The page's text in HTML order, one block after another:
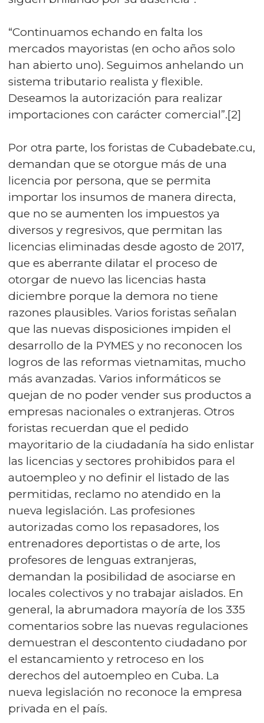
“Continuamos echando en falta los
mercados mayoristas (en ocho años solo
han abierto uno). Seguimos anhelando un
sistema tributario realista y flexible.
Deseamos la autorización para realizar
importaciones con carácter comercial”.[2]
Por otra parte, los foristas de Cubadebate.cu,
demandan que se otorgue más de una
licencia por persona, que se permita
importar los insumos de manera directa,
que no se aumenten los impuestos ya
diversos y regresivos, que permitan las
licencias eliminadas desde agosto de 2017,
que es aberrante dilatar el proceso de
otorgar de nuevo las licencias hasta
diciembre porque la demora no tiene
razones plausibles. Varios foristas señalan
que las nuevas disposiciones impiden el
desarrollo de la PYMES y no reconocen los
logros de las reformas vietnamitas, mucho
más avanzadas. Varios informáticos se
quejan de no poder vender sus productos a
empresas nacionales o extranjeras. Otros
foristas recuerdan que el pedido
mayoritario de la ciudadanía ha sido enlistar
las licencias y sectores prohibidos para el
autoempleo y no definir el listado de las
permitidas, reclamo no atendido en la
nueva legislación. Las profesiones
autorizadas como los repasadores, los
entrenadores deportistas o de arte, los
profesores de lenguas extranjeras,
demandan la posibilidad de asociarse en
locales colectivos y no trabajar aislados. En
general, la abrumadora mayoría de los 335
comentarios sobre las nuevas regulaciones
demuestran el descontento ciudadano por
el estancamiento y retroceso en los
derechos del autoempleo en Cuba. La
nueva legislación no reconoce la empresa
privada en el país.